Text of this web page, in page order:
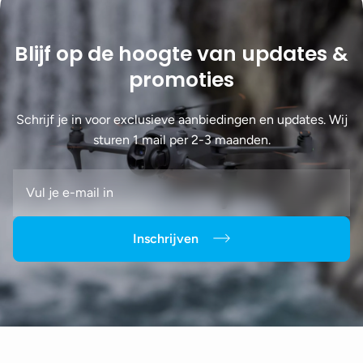
Blijf op de hoogte van updates &
promoties
Schrijf je in voor exclusieve aanbiedingen en updates. Wij
sturen 1 mail per 2-3 maanden.
Inschrijven